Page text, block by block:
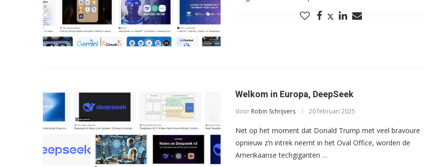
Welkom in Europa, DeepSeek
door Robin Schrijvers 20 februari 2025
Net op het moment dat Donald Trump met veel bravoure
opnieuw z’n intrek neemt in het Oval Office, worden de
Amerikaanse techgiganten …